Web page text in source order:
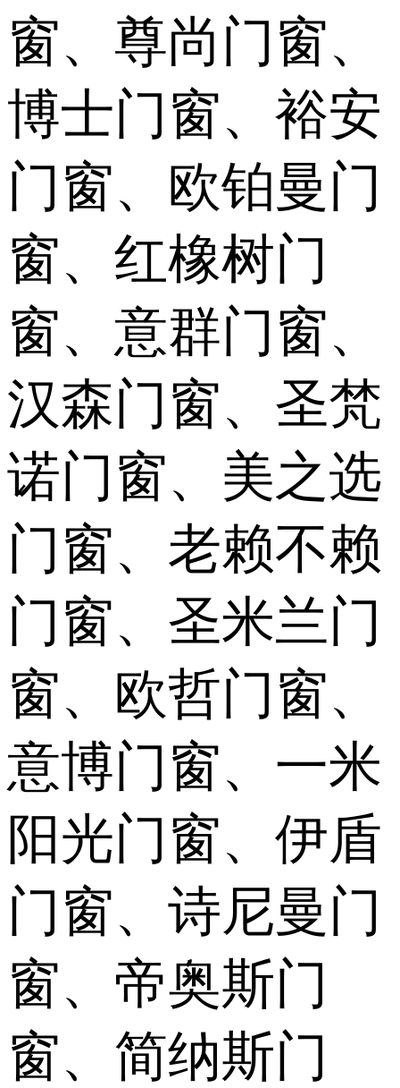
窗、尊尚门窗、
博士门窗、裕安
门窗、欧铂曼门
窗、红橡树门
窗、意群门窗、
汉森门窗、圣梵
诺门窗、美之选
门窗、老赖不赖
门窗、圣米兰门
窗、欧哲门窗、
意博门窗、一米
阳光门窗、伊盾
门窗、诗尼曼门
窗、帝奥斯门
窗、简纳斯门